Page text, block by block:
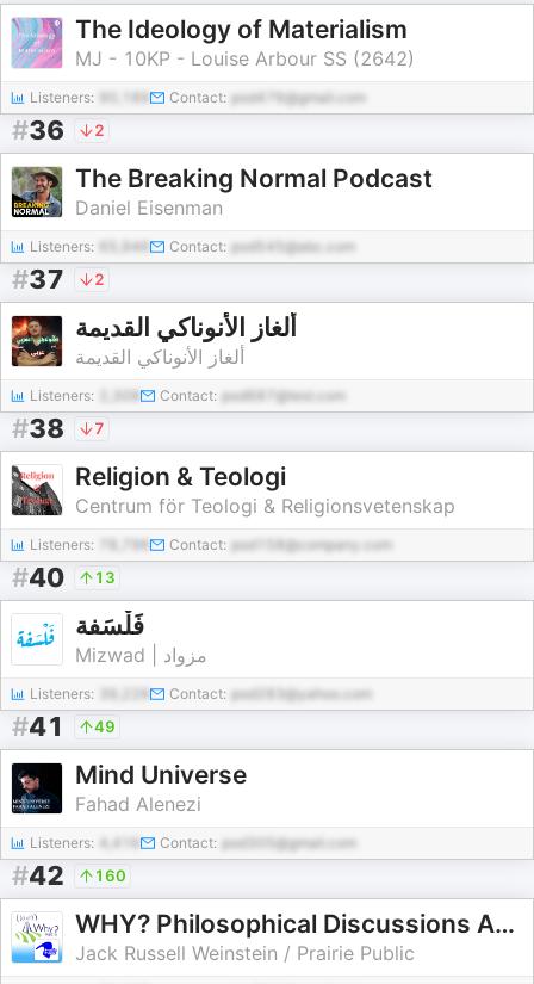
The Ideology of Materialism
MJ - 10KP - Louise Arbour SS (2642)
Listeners: Contact: pod476@gmail.com
#36 2
The Breaking Normal Podcast
Daniel Eisenman
Listeners: 65,946 Contact: pod545@abc.com
#37 2
ألغاز الأنوناكي القديمة
ألغاز الأنوناكي القديمة
Listeners: Contact: pod687@test.com
#38 7
Religion & Teologi
Centrum för Teologi & Religionsvetenskap
Listeners: Contact: pod158@company.com
#40 13
فَلْسَفة
Mizwad | مزواد
Listeners: Contact: pod283@yahoo.com
#41 49
Mind Universe
Fahad Alenezi
Listeners: 4,416 Contact: pod305@gmail.com
#42 160
WHY? Philosophical Discussions About Everyday Life
Jack Russell Weinstein / Prairie Public